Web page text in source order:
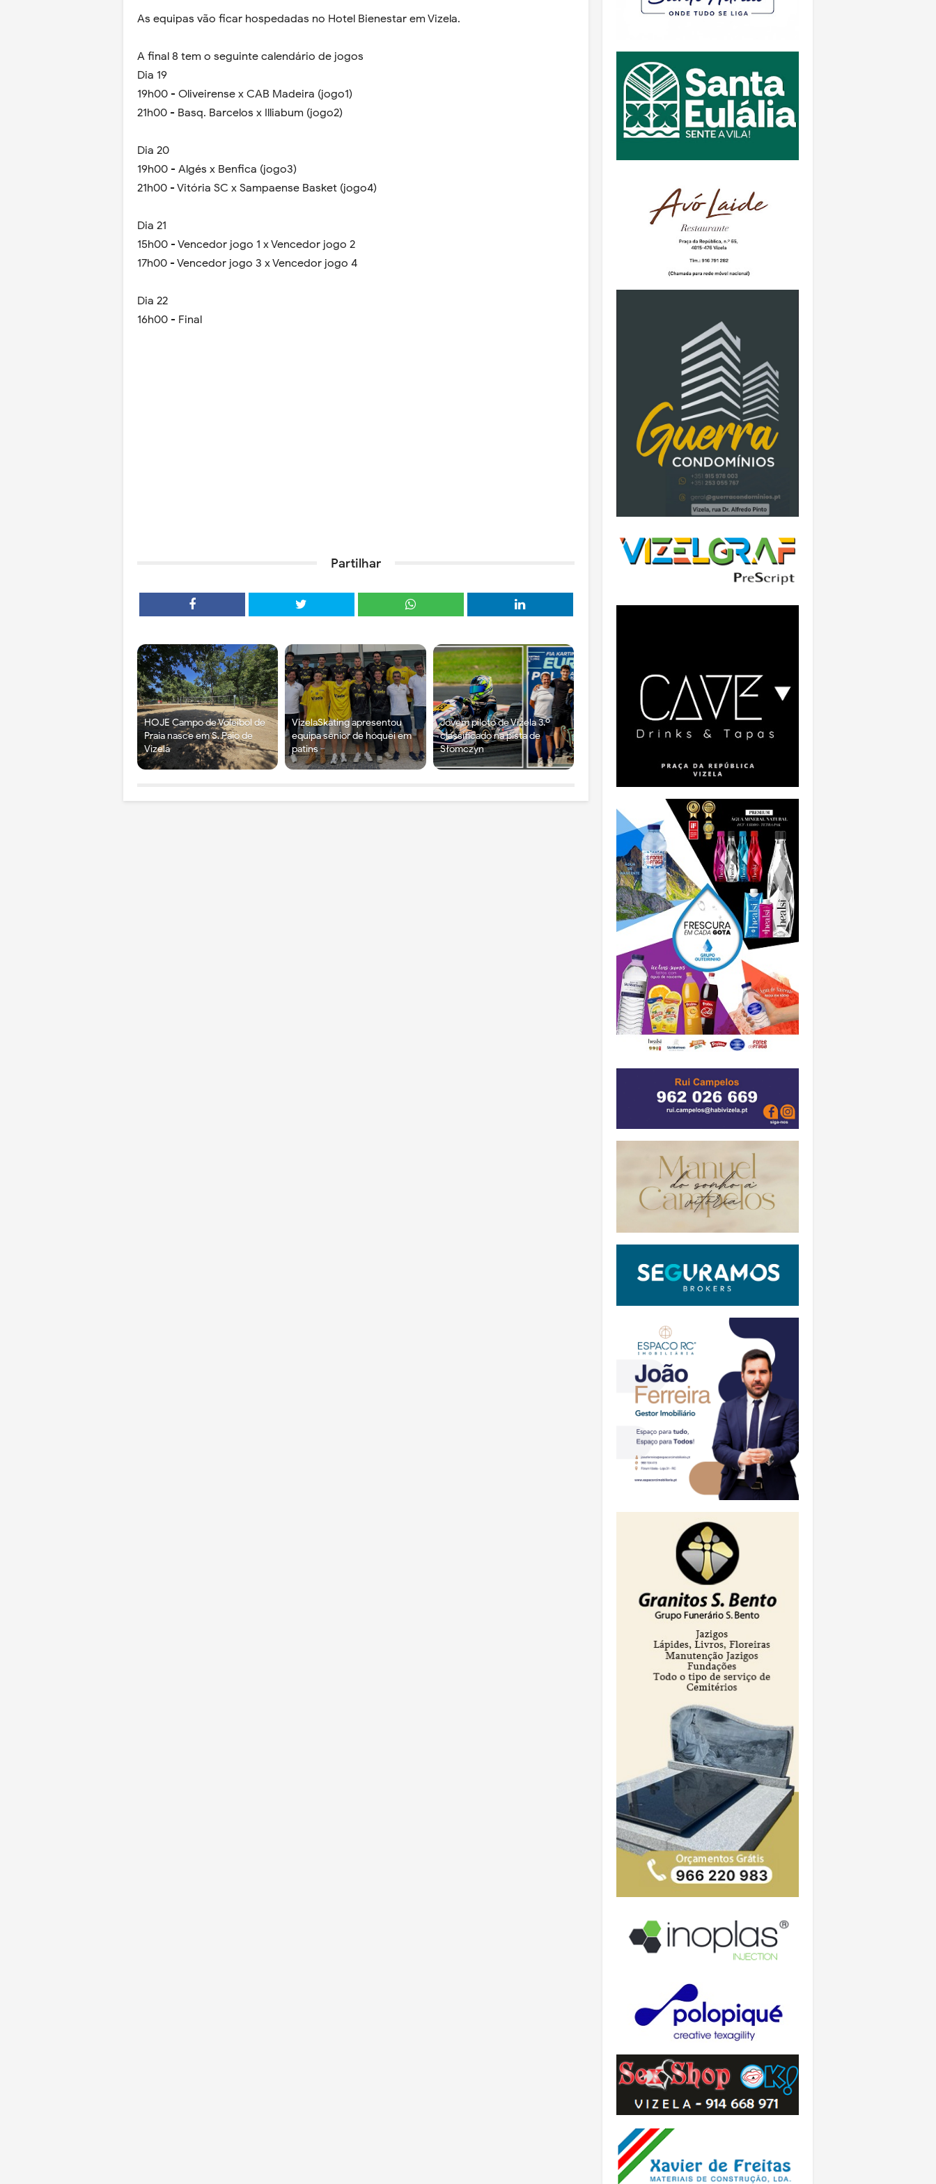
As equipas vão ficar hospedadas no Hotel Bienestar em Vizela.
A final 8 tem o seguinte calendário de jogos
Dia 19
19h00 - Oliveirense x CAB Madeira (jogo1)
21h00 - Basq. Barcelos x Illiabum (jogo2)
Dia 20
19h00 - Algés x Benfica (jogo3)
21h00 - Vitória SC x Sampaense Basket (jogo4)
Dia 21
15h00 - Vencedor jogo 1 x Vencedor jogo 2
17h00 - Vencedor jogo 3 x Vencedor jogo 4
Dia 22
16h00 - Final
Partilhar
HOJE Campo de Voleibol de
Praia nasce em S. Paio de
Vizela
VizelaSkating apresentou
equipa sénior de hóquei em
patins
Jovem piloto de Vizela 3.º
classificado na pista de
Słomczyn